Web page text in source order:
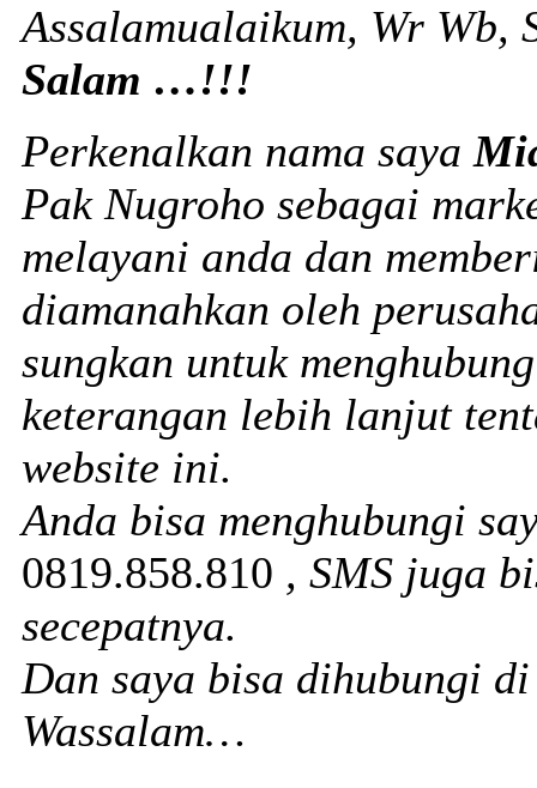
Assalamualaikum, Wr Wb,
Salam …!!!
Perkenalkan nama saya
Pak Nugroho sebagai
melayani anda dan
diamanahkan oleh
sungkan untuk
keterangan lebih lanjut
website ini.
Anda bisa menghubungi
0819.858.810 , SMS juga
secepatnya.
Dan saya bisa dihubungi
Wassalam…